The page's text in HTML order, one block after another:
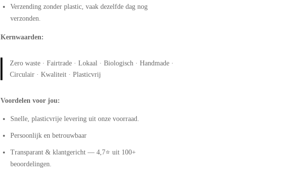
Verzending zonder plastic, vaak dezelfde dag nog
verzonden.
Kernwaarden:
Zero waste · Fairtrade · Lokaal · Biologisch · Handmade ·
Circulair · Kwaliteit · Plasticvrij
Voordelen voor jou:
Snelle, plasticvrije levering uit onze voorraad.
Persoonlijk en betrouwbaar
Transparant & klantgericht — 4,7⭐ uit 100+
beoordelingen.